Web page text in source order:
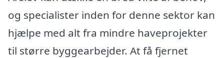
og specialister inden for denne sektor kan
hjælpe med alt fra mindre haveprojekter
til større byggearbejder. At få fjernet